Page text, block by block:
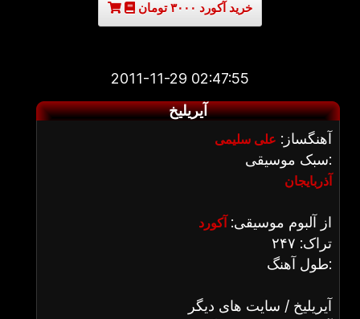
خرید آکورد ۳۰۰۰ تومان
2011-11-29 02:47:55
آیریلیخ
آهنگساز: علی سلیمی
سبک موسیقی:
آذربایجان
از آلبوم موسیقی: آکورد
تراک: ۲۴۷
طول آهنگ:
آیریلیخ / سایت های دیگر